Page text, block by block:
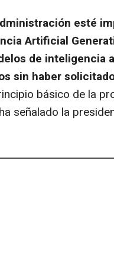
esté
Artificial
de inteligencia
sin haber
básico de la
señalado la